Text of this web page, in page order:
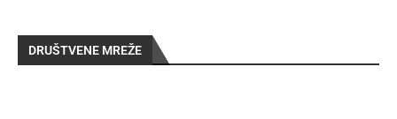
DRUŠTVENE MREŽE